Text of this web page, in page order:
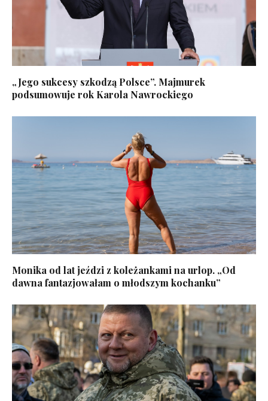
„Jego sukcesy szkodzą Polsce”. Majmurek
podsumowuje rok Karola Nawrockiego
Monika od lat jeździ z koleżankami na urlop. „Od
dawna fantazjowałam o młodszym kochanku”